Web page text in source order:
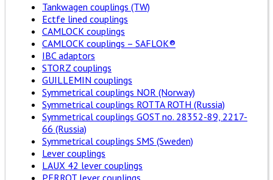
Tankwagen couplings (TW)
Ectfe lined couplings
CAMLOCK couplings
CAMLOCK couplings – SAFLOK®
IBC adaptors
STORZ couplings
GUILLEMIN couplings
Symmetrical couplings NOR (Norway)
Symmetrical couplings ROTTA ROTH (Russia)
Symmetrical couplings GOST no. 28352-89, 2217-
66 (Russia)
Symmetrical couplings SMS (Sweden)
Lever couplings
LAUX 42 lever couplings